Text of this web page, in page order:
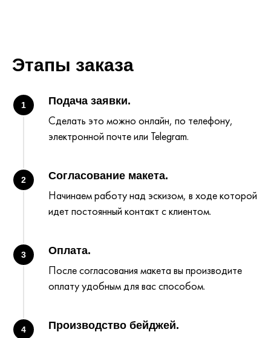
Этапы заказа
1 Подача заявки.
Сделать это можно онлайн, по телефону,
электронной почте или Telegram.
2 Согласование макета.
Начинаем работу над эскизом, в ходе которой
идет постоянный контакт с клиентом.
3 Оплата.
После согласования макета вы производите
оплату удобным для вас способом.
4 Производство бейджей.